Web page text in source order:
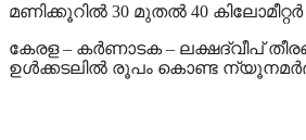
മണിക്കൂറില്‍ 30 മുതല്‍ 40
കേരള – കര്‍ണാടക – ലക്ഷദ്വീപ്
ഉൾക്കടലിൽ രൂപം കൊണ്ട